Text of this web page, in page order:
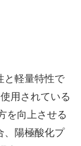
と軽量特性で
用されている
を向上させる
、陽極酸化プ